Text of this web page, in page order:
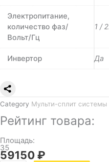
Электропитание,
количество фаз/
Вольт/Гц
1 /
Инвертор Да
Category Мульти-сплит системы
Рейтинг товара:
Площадь:
35
59150 ₽